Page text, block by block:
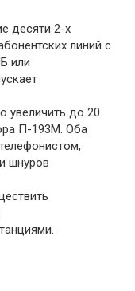
десяти 2-х
линий с
или
увеличить до 20
П-193М. Оба
шнуров